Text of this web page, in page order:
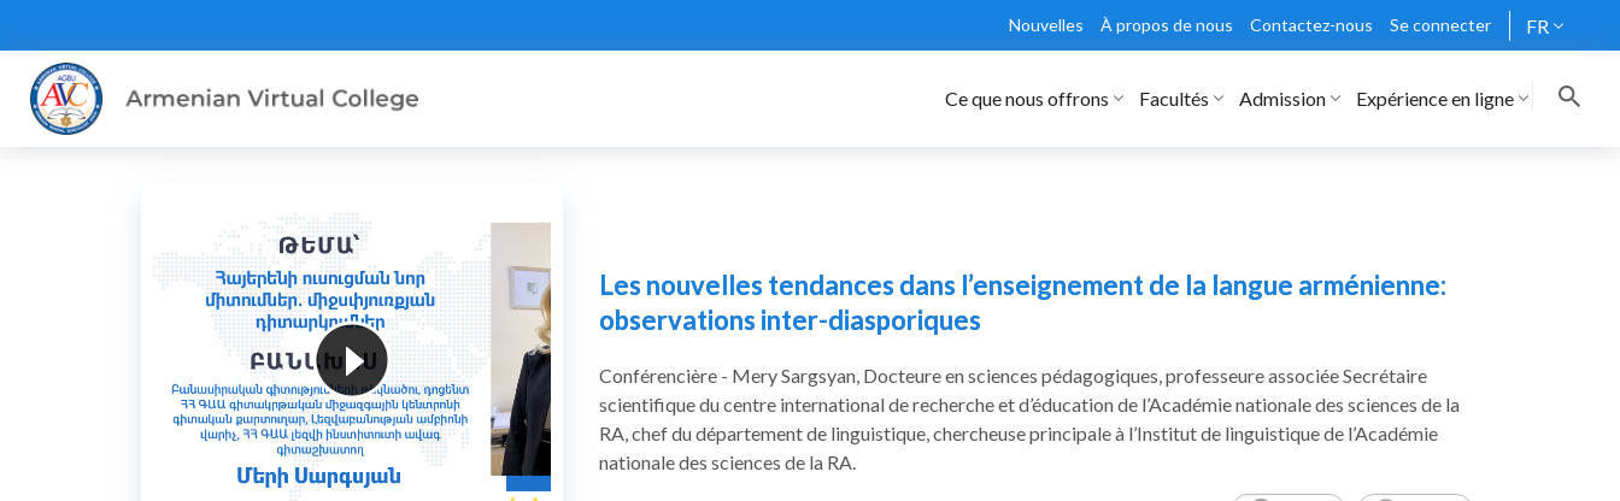
Nouvelles À propos de nous Contactez-nous Se connecter FR
Ce que nous offrons Facultés Admission Expérience en ligne
Les nouvelles tendances dans l’enseignement de la langue arménienne:
observations inter-diasporiques
Conférencière - Mery Sargsyan, Docteure en sciences pédagogiques, professeure associée Secrétaire
scientifique du centre international de recherche et d’éducation de l’Académie nationale des sciences de la
RA, chef du département de linguistique, chercheuse principale à l’Institut de linguistique de l’Académie
nationale des sciences de la RA.